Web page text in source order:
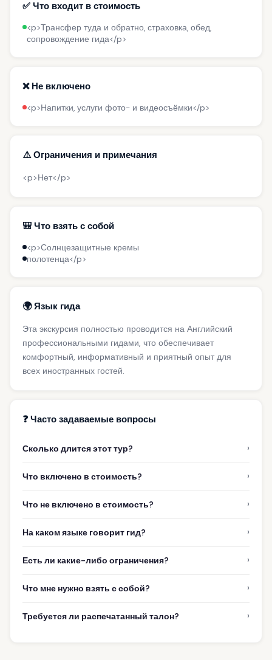
✅ Что входит в стоимость
<p>Трансфер туда и обратно, страховка, обед,
сопровождение гида</p>
❌ Не включено
<p>Напитки, услуги фото- и видеосъёмки</p>
⚠️ Ограничения и примечания
<p>Нет</p>
🎒 Что взять с собой
<p>Солнцезащитные кремы
полотенца</p>
🌍 Язык гида
Эта экскурсия полностью проводится на Английский
профессиональными гидами, что обеспечивает
комфортный, информативный и приятный опыт для
всех иностранных гостей.
❓ Часто задаваемые вопросы
Сколько длится этот тур? ›
Что включено в стоимость? ›
Что не включено в стоимость? ›
На каком языке говорит гид? ›
Есть ли какие-либо ограничения? ›
Что мне нужно взять с собой? ›
Требуется ли распечатанный талон? ›